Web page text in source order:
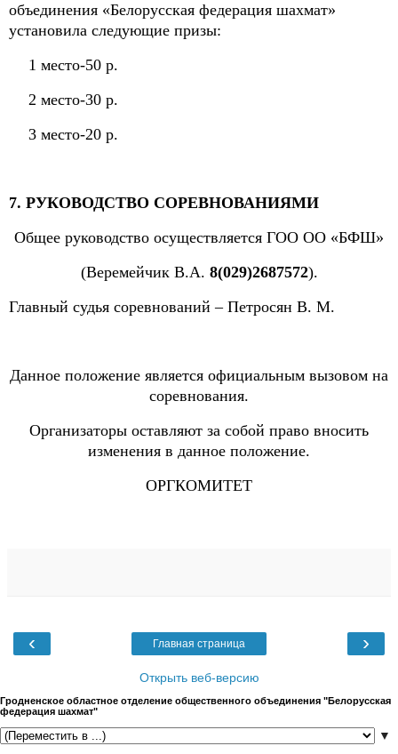
объединения «Белорусская федерация шахмат»
установила следующие призы:
1 место-50 р.
2 место-30 р.
3 место-20 р.
7. РУКОВОДСТВО СОРЕВНОВАНИЯМИ
Общее руководство осуществляется ГОО ОО «БФШ»
(Веремейчик В.А. 8(029)2687572).
Главный судья соревнований – Петросян В. М.
Данное положение является официальным вызовом на
соревнования.
Организаторы оставляют за собой право вносить
изменения в данное положение.
ОРГКОМИТЕТ
‹ ›
Главная страница
Открыть веб-версию
Гродненское областное отделение общественного объединения "Белорусская
федерация шахмат"
▼